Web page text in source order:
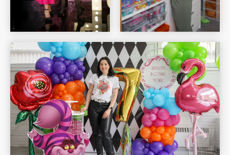
Шар Удачи на карте Москвы — Яндекс Карты